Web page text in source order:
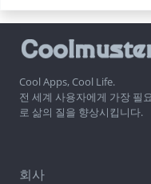
Cool Apps, Cool Life.
전 세계 사용자에게 가장 필
로 삶의 질을 향상시킵니다.
회사